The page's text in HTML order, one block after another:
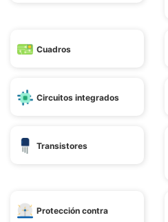
Cuadros
Circuitos integrados
Transistores
Protección contra